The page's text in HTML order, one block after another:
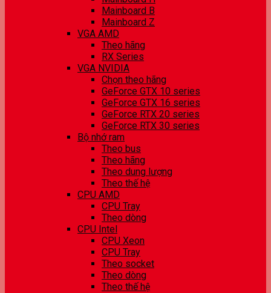
Mainboard B
Mainboard Z
VGA AMD
Theo hãng
RX Series
VGA NVIDIA
Chọn theo hãng
GeForce GTX 10 series
GeForce GTX 16 series
GeForce RTX 20 series
GeForce RTX 30 series
Bộ nhớ ram
Theo bus
Theo hãng
Theo dung lượng
Theo thế hệ
CPU AMD
CPU Tray
Theo dòng
CPU Intel
CPU Xeon
CPU Tray
Theo socket
Theo dòng
Theo thế hệ